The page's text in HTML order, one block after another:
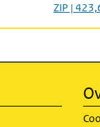
ZIP |